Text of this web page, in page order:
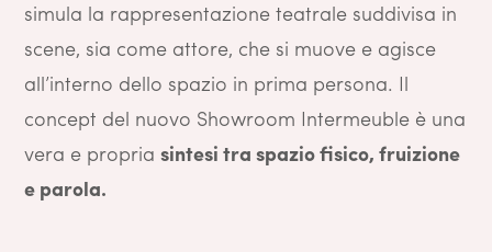
simula la rappresentazione teatrale suddivisa in
scene, sia come attore, che si muove e agisce
all’interno dello spazio in prima persona. Il
concept del nuovo Showroom Intermeuble è una
vera e propria sintesi tra spazio fisico, fruizione
e parola.